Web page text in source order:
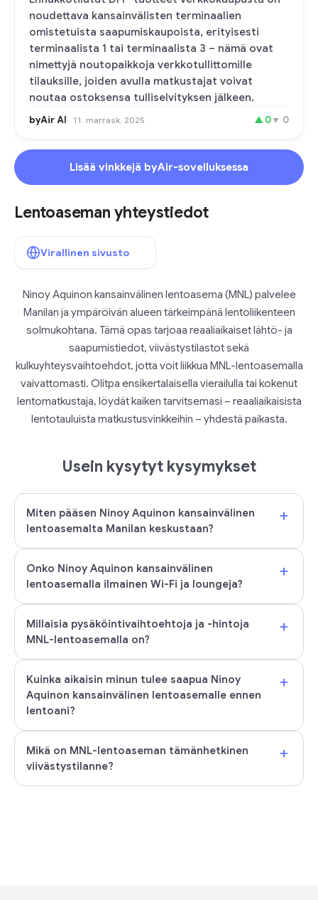
noudettava kansainvälisten terminaalien
omistetuista saapumiskaupoista, erityisesti
terminaalista 1 tai terminaalista 3 – nämä ovat
nimettyjä noutopaikkoja verkkotullittomille
tilauksille, joiden avulla matkustajat voivat
noutaa ostoksensa tulliselvityksen jälkeen.
byAir AI 11. marrask. 2025 ▲ 0▼ 0
Lisää vinkkejä byAir-sovelluksessa
Lentoaseman yhteystiedot
Virallinen sivusto
Ninoy Aquinon kansainvälinen lentoasema (MNL) palvelee
Manilan ja ympäröivän alueen tärkeimpänä lentoliikenteen
solmukohtana. Tämä opas tarjoaa reaaliaikaiset lähtö- ja
saapumistiedot, viivästystilastot sekä
kulkuyhteysvaihtoehdot, jotta voit liikkua MNL-lentoasemalla
vaivattomasti. Olitpa ensikertalaisella vierailulla tai kokenut
lentomatkustaja, löydät kaiken tarvitsemasi – reaaliaikaisista
lentotauluista matkustusvinkkeihin – yhdestä paikasta.
Usein kysytyt kysymykset
Miten pääsen Ninoy Aquinon kansainvälinen
lentoasemalta Manilan keskustaan?
+
Onko Ninoy Aquinon kansainvälinen
lentoasemalla ilmainen Wi-Fi ja loungeja?
+
Millaisia pysäköintivaihtoehtoja ja -hintoja
MNL-lentoasemalla on?
+
Kuinka aikaisin minun tulee saapua Ninoy
Aquinon kansainvälinen lentoasemalle ennen
lentoani?
+
Mikä on MNL-lentoaseman tämänhetkinen
viivästystilanne?
+